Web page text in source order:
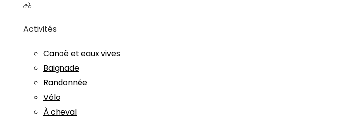
Activités
Canoë et eaux vives
Baignade
Randonnée
Vélo
À cheval